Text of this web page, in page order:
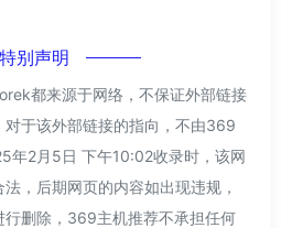
特别声明
都来源于网络，不保证外部链接
对于该外部链接的指向，不由369
年2月5日 下午10:02收录时，该网
，后期网页的内容如出现违规，
行删除，369主机推荐不承担任何